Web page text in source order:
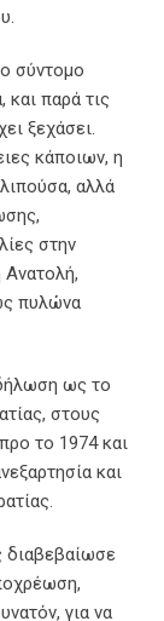
σύντομο
και παρά τις
ξεχάσει.
κάποιων, η
αλλά
στην
Ανατολή,
πυλώνα
ως το
στους
το 1974 και
και
διαβεβαίωσε
για να